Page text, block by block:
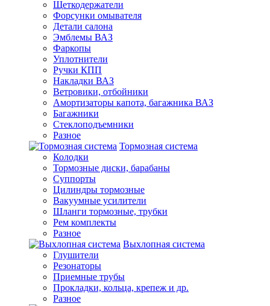
Щеткодержатели
Форсунки омывателя
Детали салона
Эмблемы ВАЗ
Фаркопы
Уплотнители
Ручки КПП
Накладки ВАЗ
Ветровики, отбойники
Амортизаторы капота, багажника ВАЗ
Багажники
Стеклоподъемники
Разное
Тормозная система
Колодки
Тормозные диски, барабаны
Суппорты
Цилиндры тормозные
Вакуумные усилители
Шланги тормозные, трубки
Рем комплекты
Разное
Выхлопная система
Глушители
Резонаторы
Приемные трубы
Прокладки, кольца, крепеж и др.
Разное